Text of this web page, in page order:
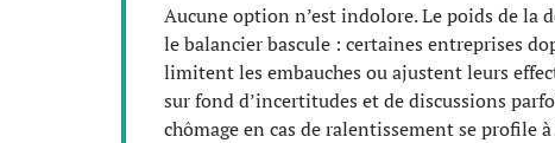
Aucune option n’est indolore. Le poids de la
le balancier bascule : certaines entreprises
limitent les embauches ou ajustent leurs
sur fond d’incertitudes et de discussions
chômage en cas de ralentissement se profile